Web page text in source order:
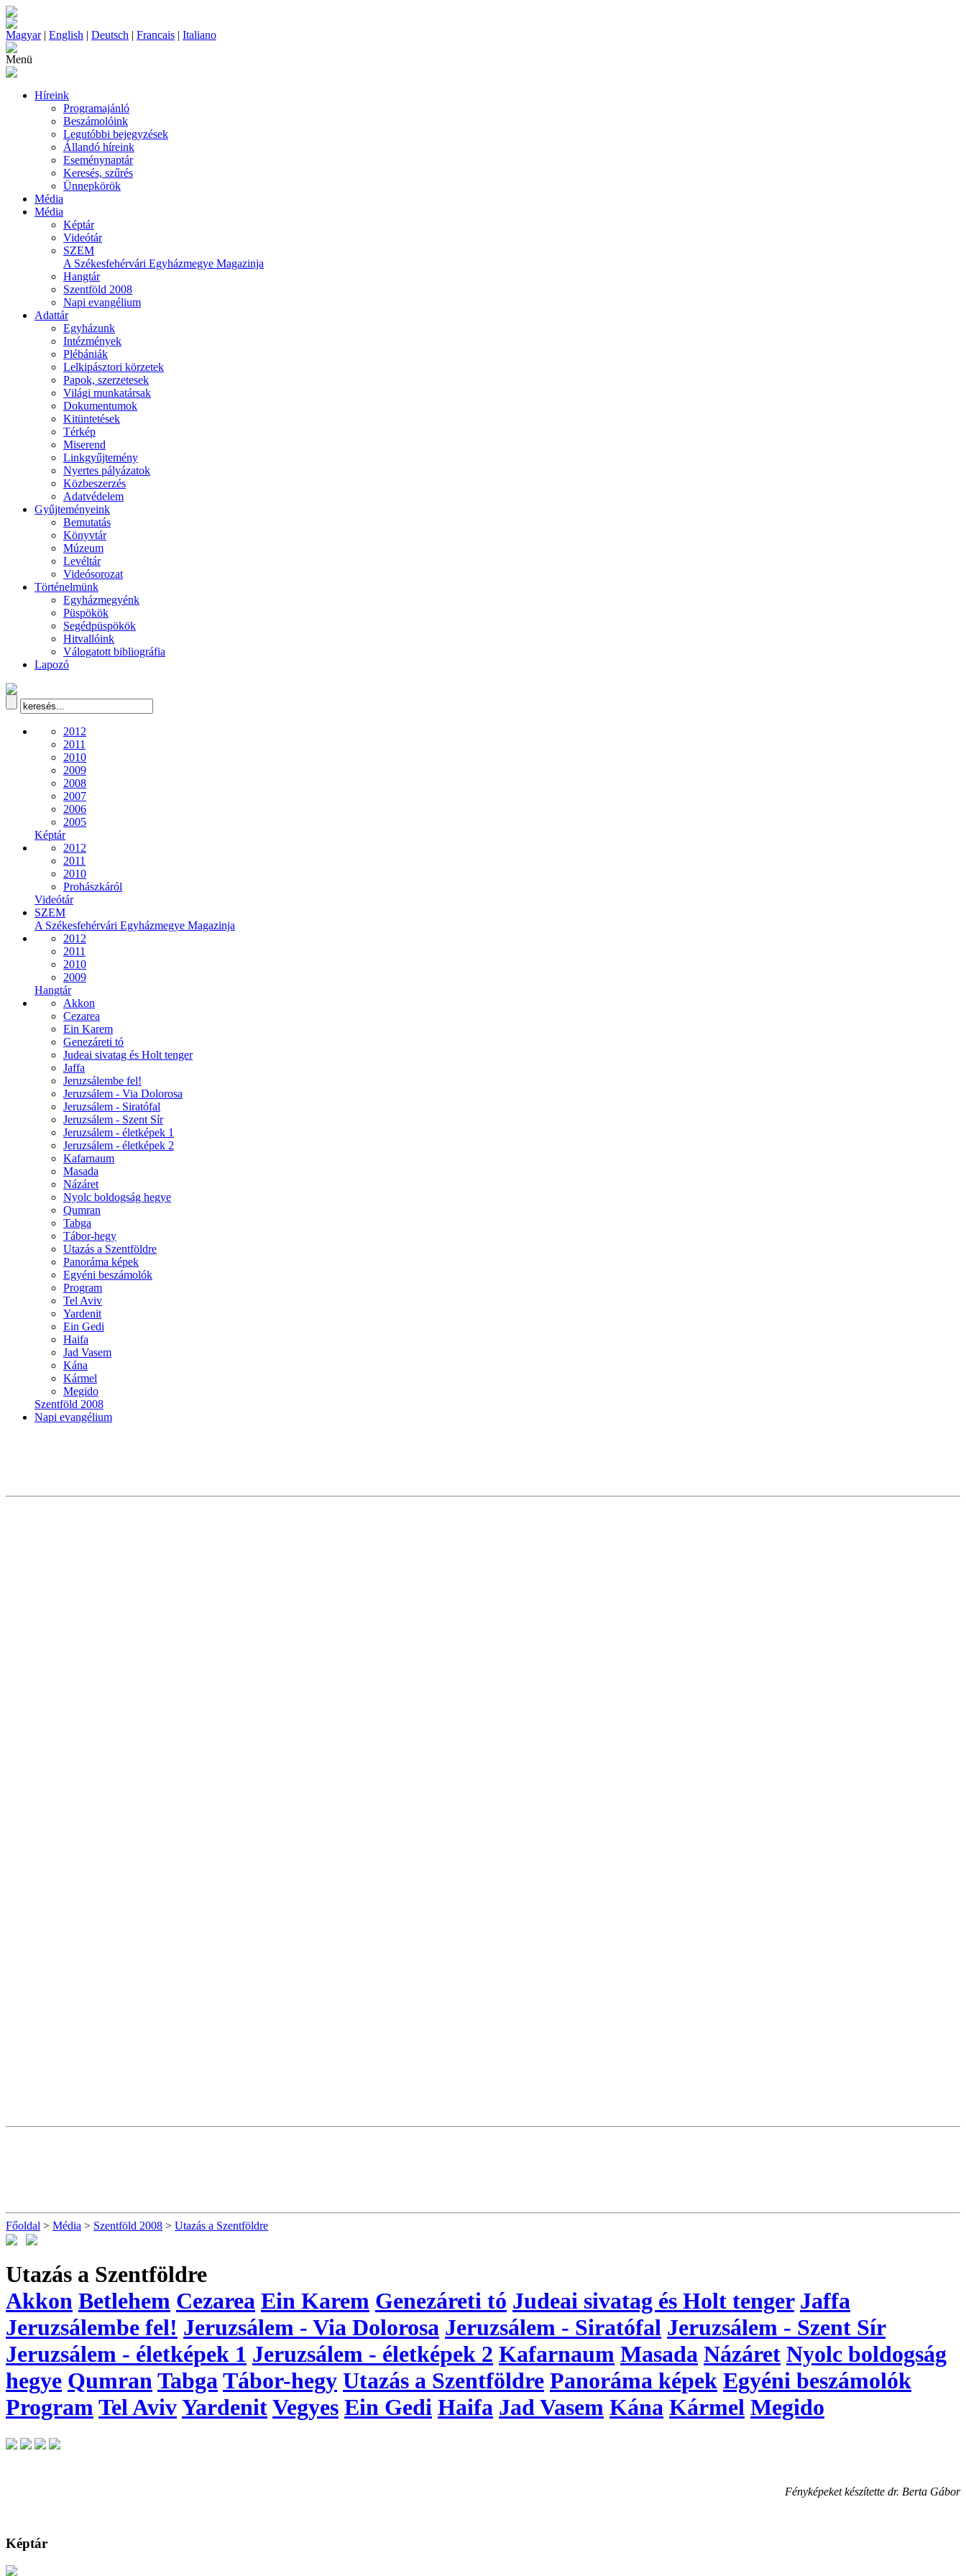
Magyar| English | Deutsch | Francais | Italiano
Menü
Híreink
Programajánló
Beszámolóink
Legutóbbi bejegyzések
Állandó híreink
Eseménynaptár
Keresés, szűrés
Ünnepkörök
Média
Média
Képtár
Videótár
SZEM
A Székesfehérvári Egyházmegye Magazinja
Hangtár
Szentföld 2008
Napi evangélium
Adattár
Egyházunk
Intézmények
Plébániák
Lelkipásztori körzetek
Papok, szerzetesek
Világi munkatársak
Dokumentumok
Kitüntetések
Térkép
Miserend
Linkgyűjtemény
Nyertes pályázatok
Közbeszerzés
Adatvédelem
Gyűjteményeink
Bemutatás
Könyvtár
Múzeum
Levéltár
Videósorozat
Történelmünk
Egyházmegyénk
Püspökök
Segédpüspökök
Hitvallóink
Válogatott bibliográfia
Lapozó
2012
2011
2010
2009
2008
2007
2006
2005
Képtár
2012
2011
2010
Prohászkáról
Videótár
SZEM
A Székesfehérvári Egyházmegye Magazinja
2012
2011
2010
2009
Hangtár
Akkon
Cezarea
Ein Karem
Genezáreti tó
Judeai sivatag és Holt tenger
Jaffa
Jeruzsálembe fel!
Jeruzsálem - Via Dolorosa
Jeruzsálem - Siratófal
Jeruzsálem - Szent Sír
Jeruzsálem - életképek 1
Jeruzsálem - életképek 2
Kafarnaum
Masada
Názáret
Nyolc boldogság hegye
Qumran
Tabga
Tábor-hegy
Utazás a Szentföldre
Panoráma képek
Egyéni beszámolók
Program
Tel Aviv
Yardenit
Ein Gedi
Haifa
Jad Vasem
Kána
Kármel
Megido
Szentföld 2008
Napi evangélium
Főoldal > Média > Szentföld 2008 > Utazás a Szentföldre
Utazás a Szentföldre
Akkon Betlehem Cezarea Ein Karem Genezáreti tó Judeai sivatag és Holt tenger Jaffa
Jeruzsálembe fel! Jeruzsálem - Via Dolorosa Jeruzsálem - Siratófal Jeruzsálem - Szent Sír
Jeruzsálem - életképek 1 Jeruzsálem - életképek 2 Kafarnaum Masada Názáret Nyolc boldogság
hegye Qumran Tabga Tábor-hegy Utazás a Szentföldre Panoráma képek Egyéni beszámolók
Program Tel AvivYardenitVegyes Ein Gedi Haifa Jad Vasem Kána Kármel Megido
Fényképeket készítette dr. Berta Gábor
Képtár